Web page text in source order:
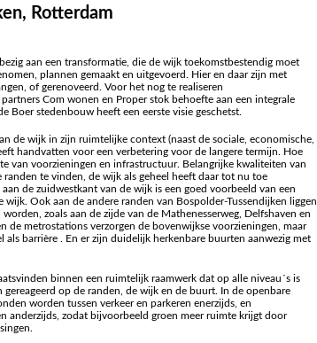
Rotterdam
aan een transformatie, die de wijk toekomstbestendig moet
plannen gemaakt en uitgevoerd. Hier en daar zijn met
of gerenoveerd. Voor het nog te realiseren
Com wonen en Proper stok behoefte aan een integrale
Boer stedenbouw heeft een eerste visie geschetst.
de wijk in zijn ruimtelijke context (naast de sociale, economische,
handvatten voor een verbetering voor de langere termijn. Hoe
van voorzieningen en infrastructuur. Belangrijke kwaliteiten van
randen te vinden, de wijk als geheel heeft daar tot nu toe
de zuidwestkant van de wijk is een goed voorbeeld van een
Ook aan de andere randen van Bospolder-Tussendijken liggen
zoals aan de zijde van de Mathenesserweg, Delfshaven en
de metrostations verzorgen de bovenwijkse voorzieningen, maar
als barrière . En er zijn duidelijk herkenbare buurten aanwezig met
binnen een ruimtelijk raamwerk dat op alle niveau´s is
op de randen, de wijk en de buurt. In de openbare
worden tussen verkeer en parkeren enerzijds, en
anderzijds, zodat bijvoorbeeld groen meer ruimte krijgt door